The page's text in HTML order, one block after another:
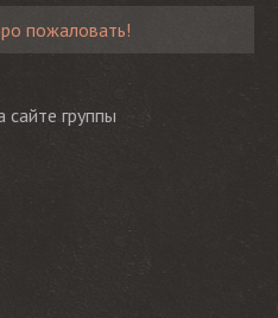
пожаловать!
сайте группы